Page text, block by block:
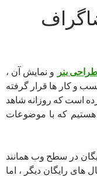
بنر و نمایش آن ،
و کار ها قرار گرفته
است که روزانه شاهد
که با موضوعات
در سطح وب همانند
های رایگان دیگر ، اما